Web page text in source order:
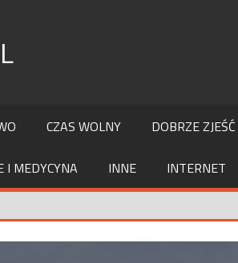
CZAS WOLNY DOBRZE ZJEŚĆ
I MEDYCYNA INNE INTERNET